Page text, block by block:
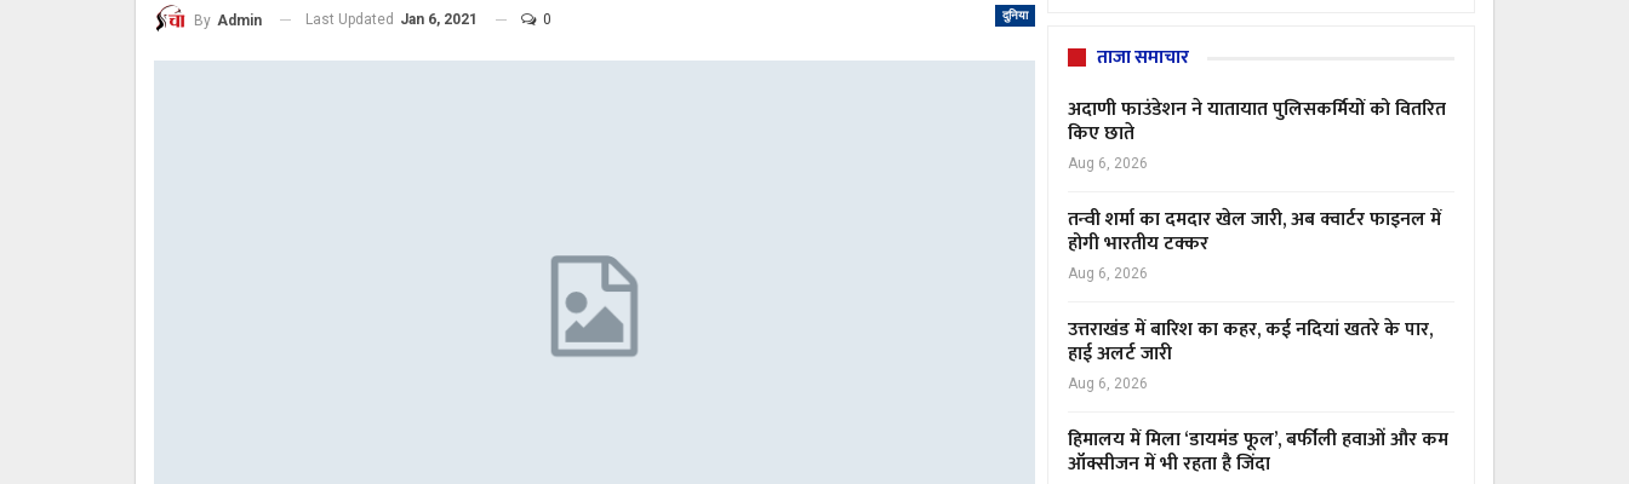
दुनिया
By Admin Last Updated Jan 6, 2021 0
ताजा समाचार
अदाणी फाउंडेशन ने यातायात पुलिसकर्मियों को वितरित
किए छाते
Aug 6, 2026
तन्वी शर्मा का दमदार खेल जारी, अब क्वार्टर फाइनल में
होगी भारतीय टक्कर
Aug 6, 2026
उत्तराखंड में बारिश का कहर, कई नदियां खतरे के पार,
हाई अलर्ट जारी
Aug 6, 2026
हिमालय में मिला ‘डायमंड फूल’, बर्फीली हवाओं और कम
ऑक्सीजन में भी रहता है जिंदा